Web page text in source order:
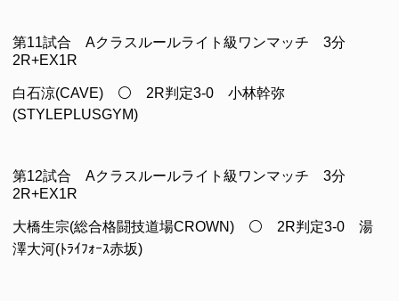
第11試合 Aクラスルールライト級ワンマッチ 3分
2R+EX1R
白石涼(CAVE) ⚪ 2R判定3-0 小林幹弥
(STYLEPLUSGYM)
第12試合 Aクラスルールライト級ワンマッチ 3分
2R+EX1R
大橋生宗(総合格闘技道場CROWN) ⚪ 2R判定3-0 湯
澤大河(ﾄﾗｲﾌｫｰｽ赤坂)